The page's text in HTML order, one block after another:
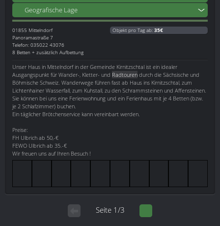
Geografische Lage
01855 Mittelndorf
Panoramastraße 7
Telefon: 035022 43076
8 Betten + zusätzlich Aufbettung
Objekt pro Tag ab: 35€
Unser Haus in Mittelndorf in der Gemeinde Kirnitzschtal ist ein idealer
Ausgangspunkt für Wander-, Kletter- und Radtouren durch die Sächsische und
Böhmische Schweiz. Wanderwege führen fast ab Haus ins Kirnitzschtal, zum
Lichtenhainer Wasserfall, zum Kuhstall, zu den Schrammsteinen und Affensteinen.
Sie können bei uns eine Ferienwohnung und ein Ferienhaus mit je 4 Betten (bzw.
je 2 Schlafzimmer) buchen.
Ein täglicher Brötchenservice kann vereinbart werden.
Preise:
FH Ulbrich ab 50,-€
FEWO Ulbrich ab 35.-€
Wir freuen uns auf Ihren Besuch !
Seite 1/3